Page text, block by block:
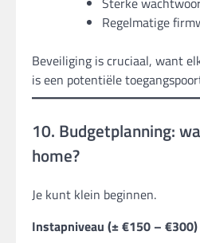
Regelmatige
Beveiliging is cruciaal, want
is een potentiële
10. Budgetplanning:
home?
Je kunt klein beginnen.
Instapniveau (± €150 – €300)